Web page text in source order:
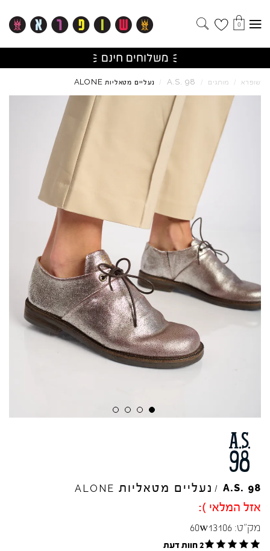
0
שופרא / מותגים /
A.S. 98
/ נעליים מטאליות ALONE
A.S. 98
/ נעליים מטאליות ALONE
אזל המלאי ):
מק"ט: 60w13106
2 חוות דעת